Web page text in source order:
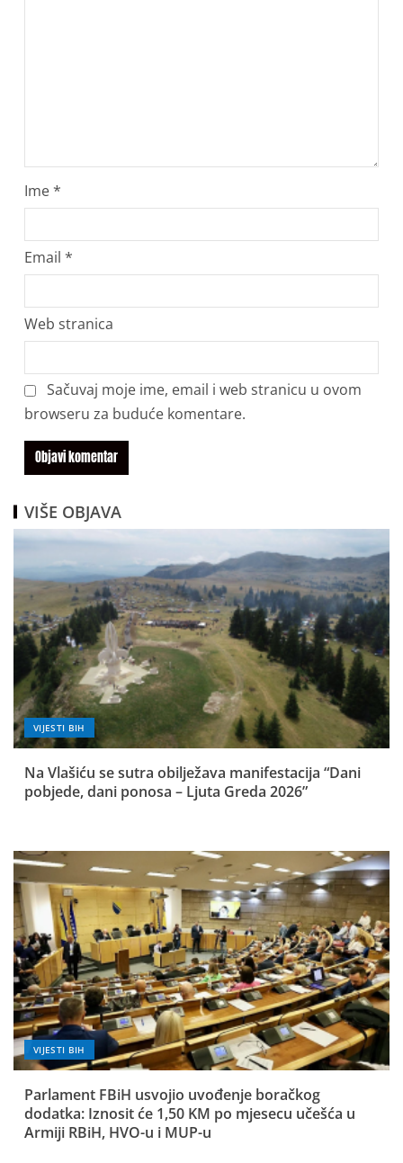
Ime*
Email *
Web stranica
Sačuvaj moje ime, email i web stranicu u ovom
browseru za buduće komentare.
VIŠE OBJAVA
VIJESTI BIH
Na Vlašiću se sutra obilježava manifestacija “Dani
pobjede, dani ponosa – Ljuta Greda 2026”
VIJESTI BIH
Parlament FBiH usvojio uvođenje boračkog
dodatka: Iznosit će 1,50 KM po mjesecu učešća u
Armiji RBiH, HVO-u i MUP-u